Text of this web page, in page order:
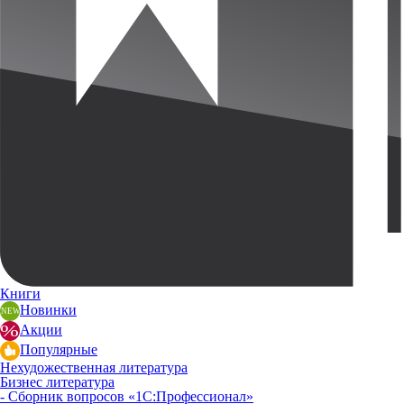
Книги
Новинки
Акции
Популярные
Нехудожественная литература
Бизнес литература
- Сборник вопросов «1С:Профессионал»